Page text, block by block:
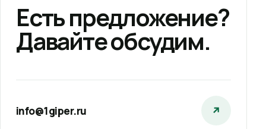
Есть предложение?
Давайте обсудим.
info@1giper.ru ↗